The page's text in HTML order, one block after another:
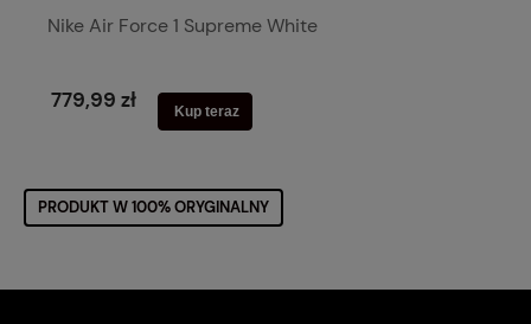
Nike Air Force 1 Supreme White
779,99 zł Kup teraz
PRODUKT W 100% ORYGINALNY